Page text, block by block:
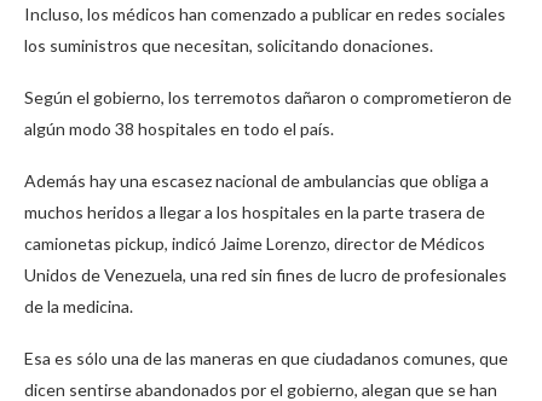
Incluso, los médicos han comenzado a publicar en redes sociales
los suministros que necesitan, solicitando donaciones.
Según el gobierno, los terremotos dañaron o comprometieron de
algún modo 38 hospitales en todo el país.
Además hay una escasez nacional de ambulancias que obliga a
muchos heridos a llegar a los hospitales en la parte trasera de
camionetas pickup, indicó Jaime Lorenzo, director de Médicos
Unidos de Venezuela, una red sin fines de lucro de profesionales
de la medicina.
Esa es sólo una de las maneras en que ciudadanos comunes, que
dicen sentirse abandonados por el gobierno, alegan que se han